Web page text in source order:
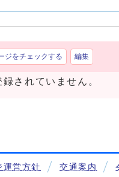
ジをチェックする 編集
録されていません。
運営方針 交通案内